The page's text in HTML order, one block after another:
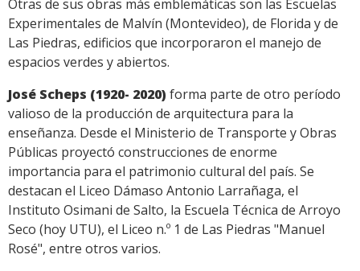
Otras de sus obras más emblemáticas son las Escuelas
Experimentales de Malvín (Montevideo), de Florida y de
Las Piedras, edificios que incorporaron el manejo de
espacios verdes y abiertos.
José Scheps (1920- 2020) forma parte de otro período
valioso de la producción de arquitectura para la
enseñanza. Desde el Ministerio de Transporte y Obras
Públicas proyectó construcciones de enorme
importancia para el patrimonio cultural del país. Se
destacan el Liceo Dámaso Antonio Larrañaga, el
Instituto Osimani de Salto, la Escuela Técnica de Arroyo
Seco (hoy UTU), el Liceo n.º 1 de Las Piedras "Manuel
Rosé", entre otros varios.